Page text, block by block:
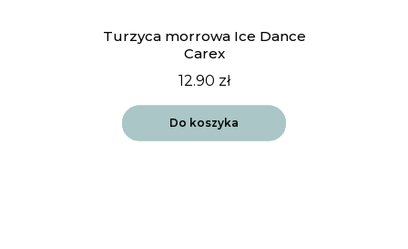
Turzyca morrowa Ice Dance
Carex
12.90 zł
Do koszyka